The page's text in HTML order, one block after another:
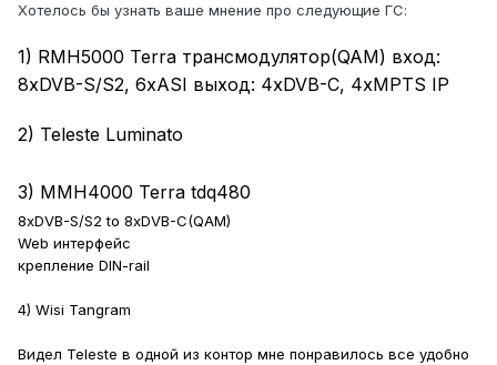
Хотелось бы узнать ваше мнение про следующие ГС:
1) RMH5000 Terra трансмодулятор(QAM) вход:
8xDVB-S/S2, 6xASI выход: 4хDVB-C, 4xMPTS IP
2) Teleste Luminato
3) MMH4000 Terra tdq480
8xDVB-S/S2 to 8xDVB-C(QAM)
Web интерфейс
крепление DIN-rail
4) Wisi Tangram
Видел Teleste в одной из контор мне понравилось все удобно